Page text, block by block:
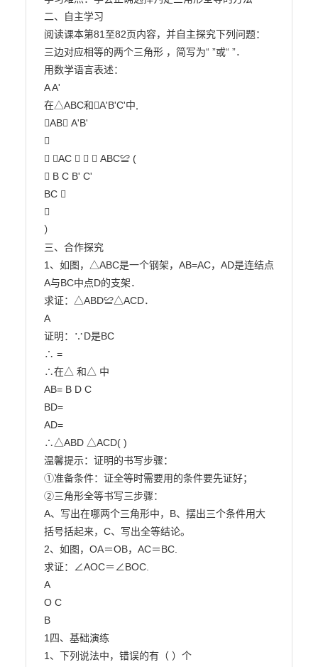
二、自主学习
阅读课本第81至82页内容，并自主探究下列问题：
三边对应相等的两个三角形 ，简写为“ ”或“ ”．
用数学语言表述：
A A'
在△ABC和A'B'C'中,
AB A'B'

∵ AC  ∴ △ ABC≌ (
 B C B' C'
BC 

）
三、合作探究
1、如图，△ABC是一个钢架，AB=AC，AD是连结点
A与BC中点D的支架．
求证：△ABD≌△ACD．
A
证明：∵D是BC
∴ =
∴在△ 和△ 中
AB= B D C
BD=
AD=
∴△ABD △ACD( )
温馨提示：证明的书写步骤：
①准备条件：证全等时需要用的条件要先证好；
②三角形全等书写三步骤：
A、写出在哪两个三角形中，B、摆出三个条件用大
括号括起来，C、写出全等结论。
2、如图，OA＝OB，AC＝BC.
求证：∠AOC＝∠BOC.
A
O C
B
1四、基础演练
1、下列说法中，错误的有（ ）个